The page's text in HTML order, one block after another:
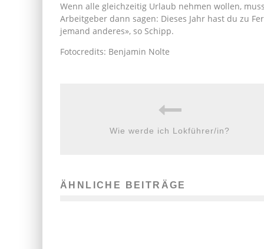
Wenn alle gleichzeitig Urlaub nehmen wollen,
Arbeitgeber dann sagen: Dieses Jahr hast du zu
jemand anderes», so Schipp.
Fotocredits: Benjamin Nolte
Wie werde ich Lokführer/in?
ÄHNLICHE BEITRÄGE